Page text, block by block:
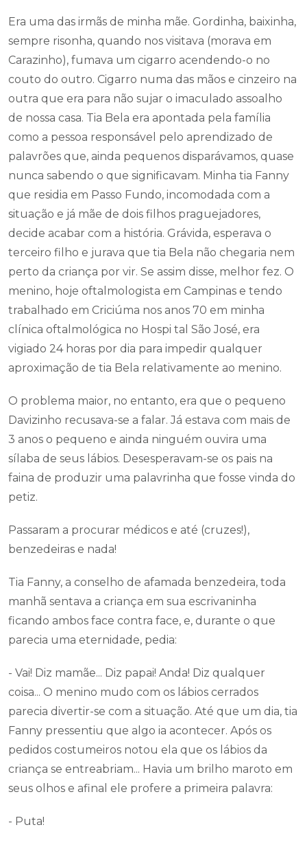
Era uma das irmãs de minha mãe. Gordinha, baixinha,
sempre risonha, quando nos visitava (morava em
Carazinho), fumava um cigarro acendendo-o no
couto do outro. Cigarro numa das mãos e cinzeiro na
outra que era para não sujar o imaculado assoalho
de nossa casa. Tia Bela era apontada pela família
como a pessoa responsável pelo aprendizado de
palavrões que, ainda pequenos disparávamos, quase
nunca sabendo o que significavam. Minha tia Fanny
que residia em Passo Fundo, incomodada com a
situação e já mãe de dois filhos praguejadores,
decide acabar com a história. Grávida, esperava o
terceiro filho e jurava que tia Bela não chegaria nem
perto da criança por vir. Se assim disse, melhor fez. O
menino, hoje oftalmologista em Campinas e tendo
trabalhado em Criciúma nos anos 70 em minha
clínica oftalmológica no Hospi tal São José, era
vigiado 24 horas por dia para impedir qualquer
aproximação de tia Bela relativamente ao menino.
O problema maior, no entanto, era que o pequeno
Davizinho recusava-se a falar. Já estava com mais de
3 anos o pequeno e ainda ninguém ouvira uma
sílaba de seus lábios. Desesperavam-se os pais na
faina de produzir uma palavrinha que fosse vinda do
petiz.
Passaram a procurar médicos e até (cruzes!),
benzedeiras e nada!
Tia Fanny, a conselho de afamada benzedeira, toda
manhã sentava a criança em sua escrivaninha
ficando ambos face contra face, e, durante o que
parecia uma eternidade, pedia:
- Vai! Diz mamãe... Diz papai! Anda! Diz qualquer
coisa... O menino mudo com os lábios cerrados
parecia divertir-se com a situação. Até que um dia, tia
Fanny pressentiu que algo ia acontecer. Após os
pedidos costumeiros notou ela que os lábios da
criança se entreabriam... Havia um brilho maroto em
seus olhos e afinal ele profere a primeira palavra:
- Puta!